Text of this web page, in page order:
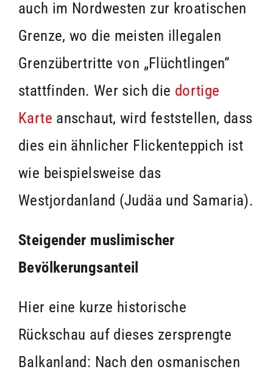
auch im Nordwesten zur kroatischen
Grenze, wo die meisten illegalen
Grenzübertritte von „Flüchtlingen“
stattfinden. Wer sich die dortige
Karte anschaut, wird feststellen, dass
dies ein ähnlicher Flickenteppich ist
wie beispielsweise das
Westjordanland (Judäa und Samaria).
Steigender muslimischer
Bevölkerungsanteil
Hier eine kurze historische
Rückschau auf dieses zersprengte
Balkanland: Nach den osmanischen